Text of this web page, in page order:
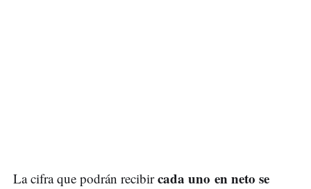
La cifra que podrán recibircada uno en neto se